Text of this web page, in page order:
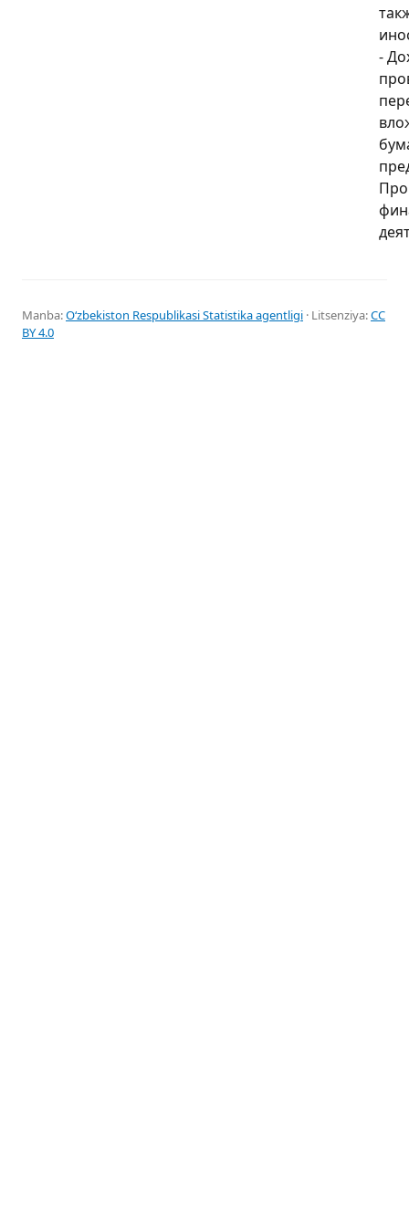
-
Manba:Oʻzbekiston Respublikasi Statistika agentligi · Litsenziya:CC
BY 4.0